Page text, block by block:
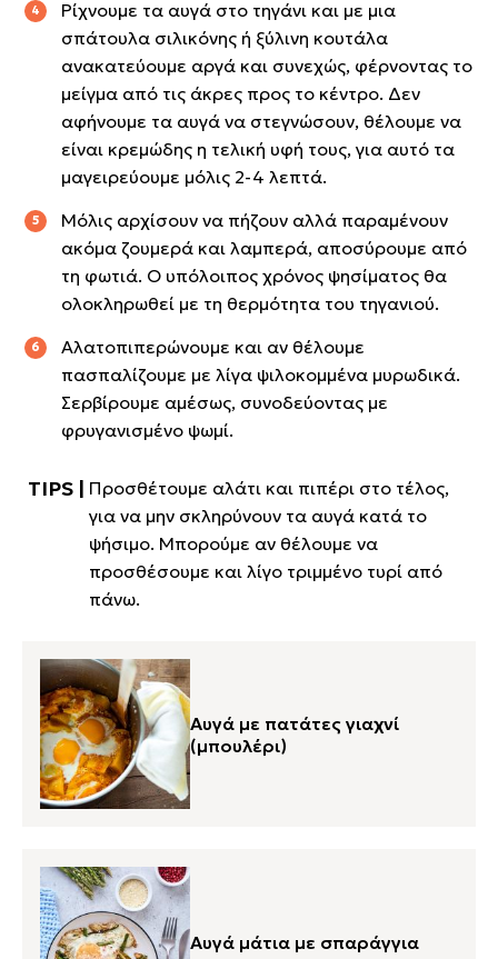
Ρίχνουμε τα αυγά στο τηγάνι και με μια
σπάτουλα σιλικόνης ή ξύλινη κουτάλα
ανακατεύουμε αργά και συνεχώς, φέρνοντας το
μείγμα από τις άκρες προς το κέντρο. Δεν
αφήνουμε τα αυγά να στεγνώσουν, θέλουμε να
είναι κρεμώδης η τελική υφή τους, για αυτό τα
μαγειρεύουμε μόλις 2-4 λεπτά.
Μόλις αρχίσουν να πήζουν αλλά παραμένουν
ακόμα ζουμερά και λαμπερά, αποσύρουμε από
τη φωτιά. Ο υπόλοιπος χρόνος ψησίματος θα
ολοκληρωθεί με τη θερμότητα του τηγανιού.
Αλατοπιπερώνουμε και αν θέλουμε
πασπαλίζουμε με λίγα ψιλοκομμένα μυρωδικά.
Σερβίρουμε αμέσως, συνοδεύοντας με
φρυγανισμένο ψωμί.
Προσθέτουμε αλάτι και πιπέρι στο τέλος,
για να μην σκληρύνουν τα αυγά κατά το
ψήσιμο. Μπορούμε αν θέλουμε να
προσθέσουμε και λίγο τριμμένο τυρί από
πάνω.
Αυγά με πατάτες γιαχνί
(μπουλέρι)
Αυγά μάτια με σπαράγγια